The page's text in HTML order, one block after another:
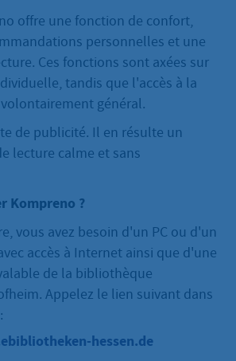
offre une fonction de confort,
personnelles et une
Ces fonctions sont axées sur
tandis que l'accès à la
général.
de publicité. Il en résulte un
lecture calme et sans
Kompreno ?
vous avez besoin d'un PC ou d'un
accès à Internet ainsi que d'une
de la bibliothèque
Appelez le lien suivant dans
hessen.de